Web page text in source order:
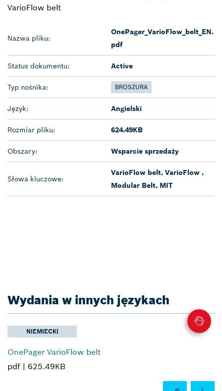
VarioFlow belt
Nazwa pliku:
OnePager_VarioFlow_belt_EN.
pdf
Status dokumentu: Active
Typ nośnika: BROSZURA
Język: Angielski
Rozmiar pliku: 624.49KB
Obszary: Wsparcie sprzedaży
Słowa kluczowe:
VarioFlow belt, VarioFlow ,
Modular Belt, MIT
Wydania w innych językach
NIEMIECKI
OnePager VarioFlow belt
pdf | 625.49KB